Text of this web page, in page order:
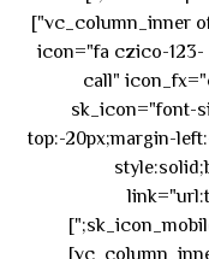
[vc_row_inner][vc_column_inner offset="vc_col-md-4"]
[cz_service_box title="رقم الهاتف" icon="fa czico-123-
call"
sk_icon="font-
top:-20px;margin-